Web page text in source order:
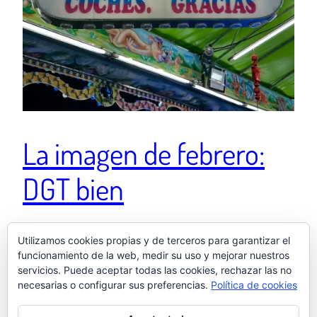
La imagen de febrero:
DGT bien
Esta nueva campaña de la DGT promete 🚗💕 Si no
funciona como campaña, la nueva de Transformers
tiene una pinta excelente.
Utilizamos cookies propias y de terceros para garantizar el
funcionamiento de la web, medir su uso y mejorar nuestros
servicios. Puede aceptar todas las cookies, rechazar las no
necesarias o configurar sus preferencias. Política de cookies